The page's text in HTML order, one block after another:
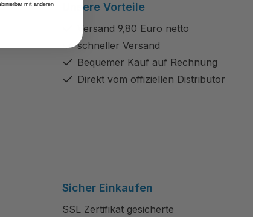
Unsere Vorteile
Versand 9,80 Euro netto
schneller Versand
Bequemer Kauf auf Rechnung
Direkt vom offiziellen Distributor
Sicher Einkaufen
SSL Zertifikat gesicherte
mit anderen